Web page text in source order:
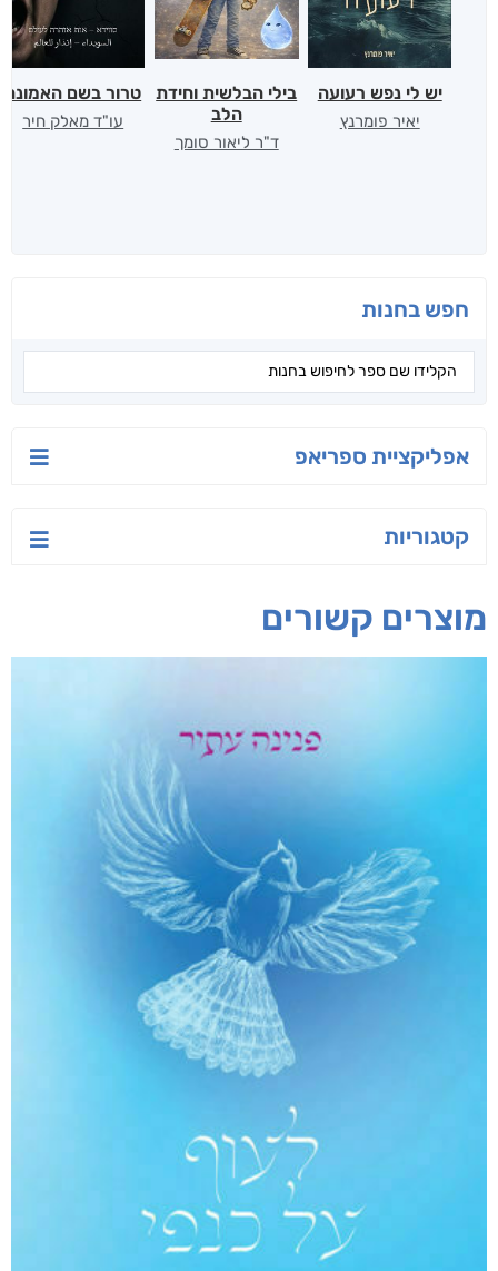
חפש בחנות
אפליקציית ספריאפ
קטגוריות
יש לי נפש רעועה
יאיר פומרנץ
בילי הבלשית וחידת
הלב
ד"ר ליאור סומך
טרור בשם האמונה
עו"ד מאלק חיר
מוצרים קשורים